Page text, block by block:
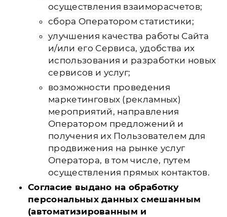
осуществления взаиморасчетов;
сбора Оператором статистики;
улучшения качества работы Сайта
и/или его Сервиса, удобства их
использования и разработки новых
сервисов и услуг;
возможности проведения
маркетинговых (рекламных)
мероприятий, направления
Оператором предложений и
получения их Пользователем для
продвижения на рынке услуг
Оператора, в том числе, путем
осуществления прямых контактов.
Согласие выдано на обработку
персональных данных смешанным
(автоматизированным и